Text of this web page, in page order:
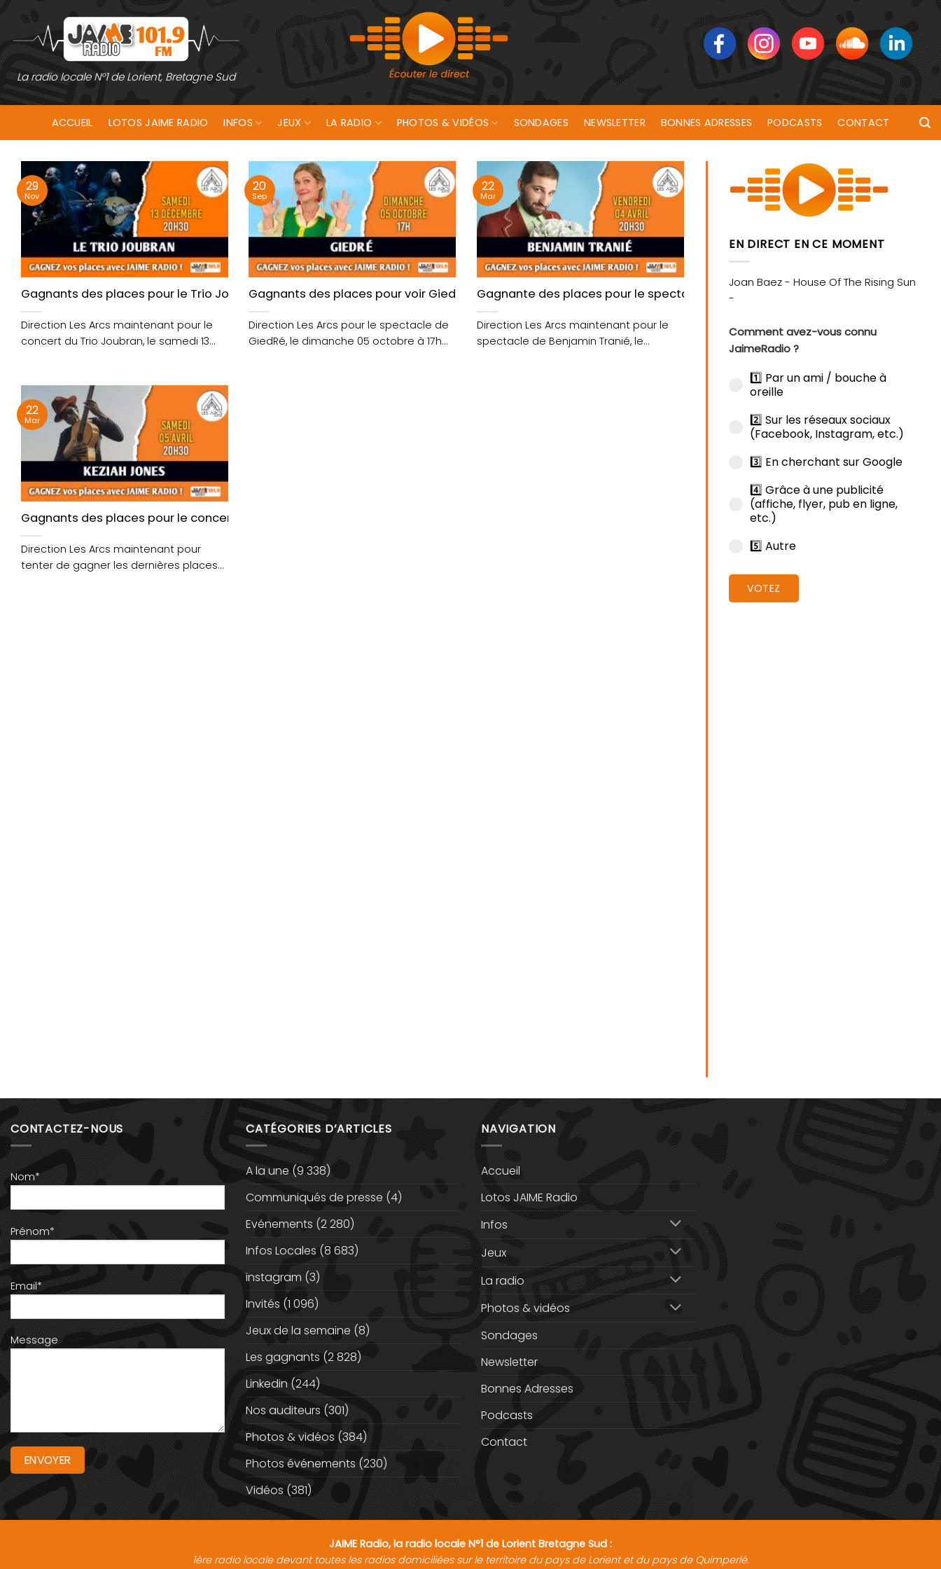
contenu
La radio locale N°1 de Lorient, Bretagne Sud
ACCUEIL LOTOS JAIME RADIO INFOS JEUX LA RADIO PHOTOS & VIDÉOS SONDAGES NEWSLETTER BONNES ADRESSES PODCASTS CONTACT
Gagnants des places pour le Trio Joubran aux Arcs de Quéven !
Direction Les Arcs maintenant pour le
concert du Trio Joubran, le samedi 13
29
Nov
Gagnants des places pour voir GiedRé aux Arcs de Quéven !
Direction Les Arcs pour le spectacle de
GiedRé, le dimanche 05 octobre à 17h
20
Sep
Gagnante des places pour le spectacle de Benjamin Tranié aux Arcs de Quéven
Direction Les Arcs maintenant pour le
spectacle de Benjamin Tranié, le
22
Mar
Gagnants des places pour le concert de Keziah Jones aux Arcs de Quéven !
Direction Les Arcs maintenant pour
tenter de gagner les dernières places
22
Mar
EN DIRECT EN CE MOMENT
Comment avez-vous connu
JaimeRadio ?
1️⃣ Par un ami / bouche à
oreille
2️⃣ Sur les réseaux sociaux
(Facebook, Instagram, etc.)
3️⃣ En cherchant sur Google
4️⃣ Grâce à une publicité
(affiche, flyer, pub en ligne,
etc.)
5️⃣ Autre
VOTEZ
CONTACTEZ-NOUS
Nom*
Prénom*
Email*
Message
CATÉGORIES D’ARTICLES
A la une (9 338)
Communiqués de presse (4)
Evénements (2 280)
Infos Locales (8 683)
instagram (3)
Invités (1 096)
Jeux de la semaine (8)
Les gagnants (2 828)
Linkedin (244)
Nos auditeurs (301)
Photos & vidéos (384)
Photos événements (230)
Vidéos (381)
NAVIGATION
Accueil
Lotos JAIME Radio
Infos
Jeux
La radio
Photos & vidéos
Sondages
Newsletter
Bonnes Adresses
Podcasts
Contact
JAIME Radio, la radio locale N°1 de Lorient Bretagne Sud :
1ère radio locale devant toutes les radios domiciliées sur le territoire du pays de Lorient et du pays de Quimperlé.